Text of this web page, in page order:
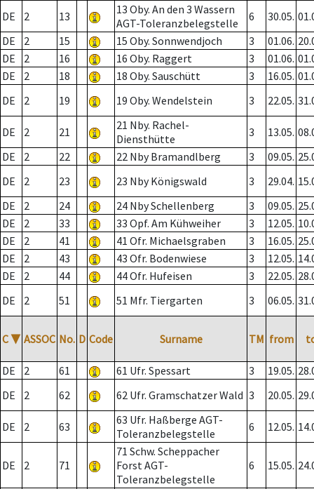
DE
2 13
13 Oby. An den 3 Wassern
AGT-Toleranzbelegstelle
6 30.05.
DE
2 15 15 Oby. Sonnwendjoch 3 01.06.
DE
2 16 16 Oby. Raggert 3 01.06.
DE
2 18 18 Oby. Sauschütt 3 16.05.
DE
2 19 19 Oby. Wendelstein 3 22.05.
DE 2 21
21 Nby. Rachel-
Diensthütte
3 13.05.
DE
2 22 22 Nby Bramandlberg 3 09.05.
DE
2 23 23 Nby Königswald 3 29.04.
DE
2 24 24 Nby Schellenberg 3 09.05.
DE
2 33 33 Opf. Am Kühweiher 3 12.05.
DE
2 41 41 Ofr. Michaelsgraben 3 16.05.
DE
2 43 43 Ofr. Bodenwiese 3 12.05.
DE
2 44 44 Ofr. Hufeisen 3 22.05.
DE
2 51 51 Mfr. Tiergarten 3 06.05.
C ▼ ASSOC No. D Code Surname TM from
DE 2 61 61 Ufr. Spessart 3 19.05.
DE
2 62 62 Ufr. Gramschatzer Wald 3 20.05.
DE 2 63
63 Ufr. Haßberge AGT-
Toleranzbelegstelle
6 12.05.
DE 2 71
71 Schw. Scheppacher
Forst AGT-
Toleranzbelegstelle
6 15.05.